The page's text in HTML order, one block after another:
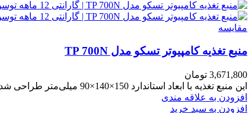
مقایسه
منبع تغذیه کامپیوتر تسکو مدل TP 700N
3,671,800 تومان
این منبع تغذیه با ابعاد استاندارد 150×140×90 میلی‌متر طراحی شده است که برای کیس‌های ATX مناسب است. وزن آن نیز
افزودن به علاقه مندی
افزودن به سبد خرید